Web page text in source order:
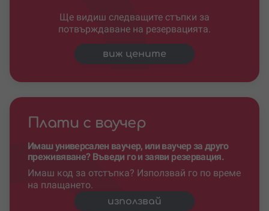
Ще видиш следващите стъпки за
потвърждаване на резервацията.
виж цените
Плати с ваучер
Имаш универсален ваучер, или ваучер за друго
преживяване? Въведи го и заяви резервация.
Имаш код за отстъпка? Използвай го по време
на плащането.
използвай